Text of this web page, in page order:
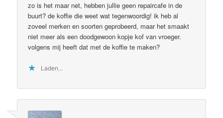
zo is het maar net, hebben jullie geen repaircafe in de
buurt? de koffie die weet wat tegenwoordig! ik heb al
zoveel merken en soorten geprobeerd, maar het smaakt
niet meer als een doodgewoon kopje kof van vroeger.
volgens mij heeft dat met de koffie te maken?
Laden...